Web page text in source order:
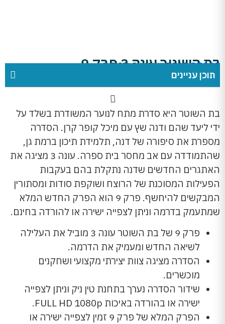
בת השוטר עונה 3 פרק 9
דף הבית»בת השוטר עונה 3 פרק 9
תוכן עניינים
בת השוטר היא סדרת מתח לנוער המשודרת בשלד על
ידי ליעד שהם ודנה שץ עם מיכל קופר קרן. הסדרה
מספרת את סיפורה של דנה, תלמידת תיכון ברמת גן,
שהתמודדה עם אב מחסר בית ספרה. עונה 3 מציגה את
האתגרים החדשים שדנה נתקלת בהם בעקבות
הפעילות המסוכנת של הרוצח ושוקפת סודות ומסתורין
המבקשים להיחשף. פרק 9 הוא הפרק החדש המלא
שמתעמק בדרמה וניתן לצפייה ישירה או להורדה בחינם.
פרק 9 של בת השוטר עונה 3 מוביל את העלילה
לשיאה החדש ומעמיק את הדרמה.
הסדרה מציגה צוות יצירתי מקצועי ושחקנים
מוכשרים.
שידור הסדרה נערך בתחנת טין ניק וניתן לצפייה
ישירה או בהורדה באיכות FULL HD 1080p.
הפרק המלא של פרק 9 זמין לצפייה ישירה או